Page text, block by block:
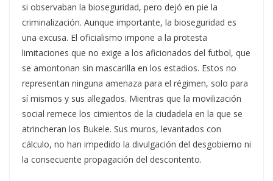
si observaban la bioseguridad, pero dejó en pie la
criminalización. Aunque importante, la bioseguridad es
una excusa. El oficialismo impone a la protesta
limitaciones que no exige a los aficionados del futbol, que
se amontonan sin mascarilla en los estadios. Estos no
representan ninguna amenaza para el régimen, solo para
sí mismos y sus allegados. Mientras que la movilización
social remece los cimientos de la ciudadela en la que se
atrincheran los Bukele. Sus muros, levantados con
cálculo, no han impedido la divulgación del desgobierno ni
la consecuente propagación del descontento.